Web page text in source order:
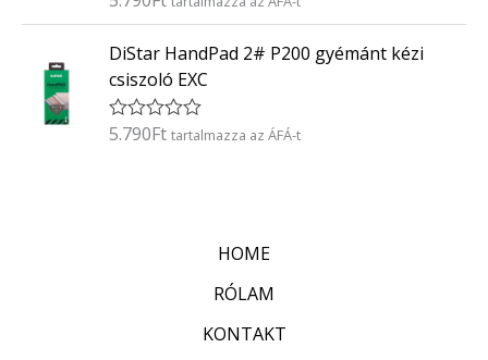
s
:
/
5
é
e
l
é
s
DiStar HandPad 2# P200 gyémánt kézi
csiszoló EXC
É
5.790Ft tartalmazza az ÁFÁ-t
HOME
RÓLAM
KONTAKT